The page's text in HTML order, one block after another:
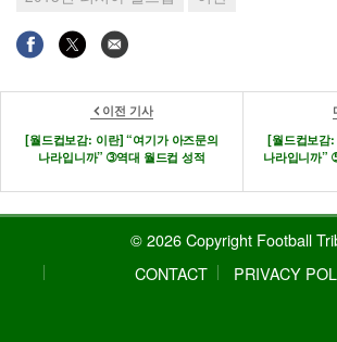
이전 기사
[월드컵보감: 이란] “여기가 아즈문의
나라입니까” ➂역대 월드컵 성적
[월드컵보감
나라입니까”
© 2026 Copyright Football
CONTACT
PRIVACY